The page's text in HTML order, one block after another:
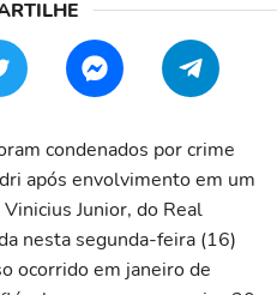
condenados por crime
após envolvimento em um
Junior, do Real
nesta segunda-feira (16)
ocorrido em janeiro de